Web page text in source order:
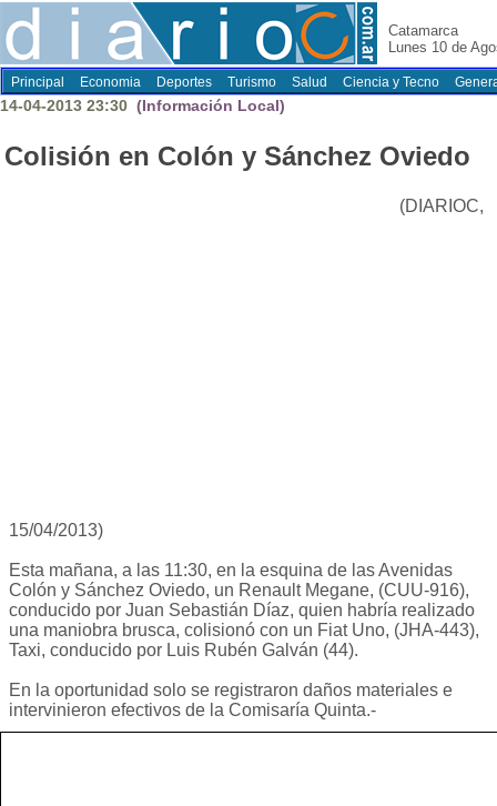
Catamarca
Lunes 10 de
Principal Economia Deportes Turismo Salud Ciencia y Tecno
14-04-2013 23:30 (Información Local)
Colisión en Colón y Sánchez Oviedo
(DIARIOC,
15/04/2013)
Esta mañana, a las 11:30, en la esquina de las Avenidas
Colón y Sánchez Oviedo, un Renault Megane, (CUU-916),
conducido por Juan Sebastián Díaz, quien habría realizado
una maniobra brusca, colisionó con un Fiat Uno, (JHA-443),
Taxi, conducido por Luis Rubén Galván (44).
En la oportunidad solo se registraron daños materiales e
intervinieron efectivos de la Comisaría Quinta.-